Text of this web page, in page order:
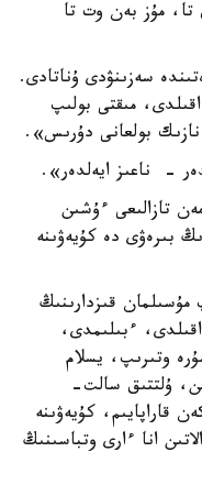
مۇز بەن وت تا
سەزىنۋدى ۇناتادى.
مىقتى بولىپ
نازىك بولعانى دۇرىس».
- ناعىز ايەلدەر».
تازالىعى ءۇشىن
بىرەۋى دە كۇيەۋىنە
مۇسىلمان قىزدارىنىڭ
ءبىلىمدى،
وتىرىپ، يسلام
ۇلتتىق سالت-
قاراپايىم، كۇيەۋىنە
انا ءارى وتباسىنىڭ